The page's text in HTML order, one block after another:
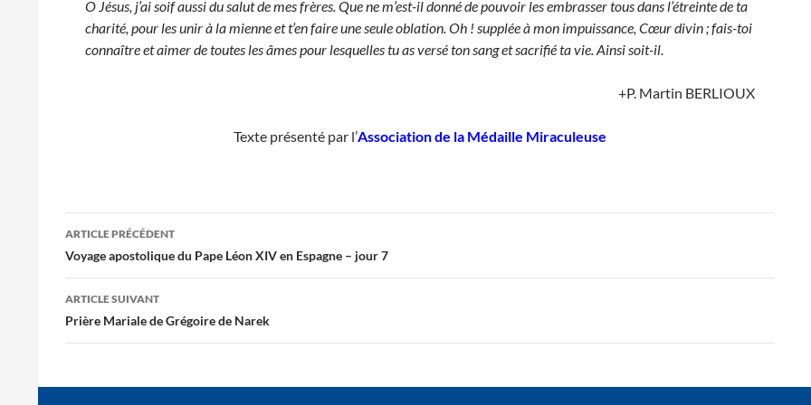
O Jésus, j’ai soif aussi du salut de mes frères. Que ne m’est-il donné de pouvoir les embrasser tous dans l’étreinte de ta
charité, pour les unir à la mienne et t’en faire une seule oblation. Oh ! supplée à mon impuissance, Cœur divin ; fais-toi
connaître et aimer de toutes les âmes pour lesquelles tu as versé ton sang et sacrifié ta vie. Ainsi soit-il.
+P. Martin BERLIOUX
Texte présenté par l’Association de la Médaille Miraculeuse
Navigation
des
articles
ARTICLE PRÉCÉDENT
Voyage apostolique du Pape Léon XIV en Espagne – jour 7
ARTICLE SUIVANT
Prière Mariale de Grégoire de Narek